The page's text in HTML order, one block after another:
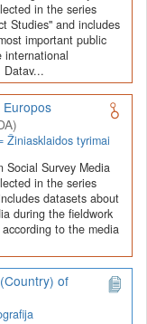
siūlome
vadovu.
į LiDA
in the series
Studies" and includes
important public
international
Datav...
Europos
Žiniasklaidos tyrimai
Social Survey Media
in the series
datasets about
during the fieldwork
to the media
of